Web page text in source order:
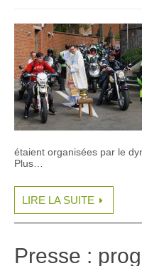
étaient organisées par le
Plus…
LIRE LA SUITE
Presse :